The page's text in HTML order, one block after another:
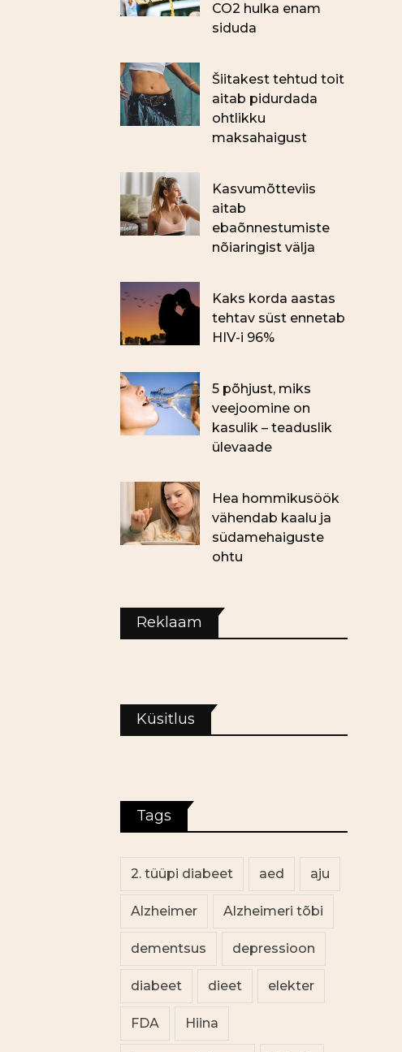
CO2 hulka enam
siduda
Šiitakest tehtud toit
aitab pidurdada
ohtlikku
maksahaigust
Kasvumõtteviis
aitab
ebaõnnestumiste
nõiaringist välja
Kaks korda aastas
tehtav süst ennetab
HIV-i 96%
5 põhjust, miks
veejoomine on
kasulik – teaduslik
ülevaade
Hea hommikusöök
vähendab kaalu ja
südamehaiguste
ohtu
Reklaam
Küsitlus
Tags
2. tüüpi diabeet aed aju
Alzheimer Alzheimeri tõbi
dementsus depressioon
diabeet dieet elekter
FDA Hiina